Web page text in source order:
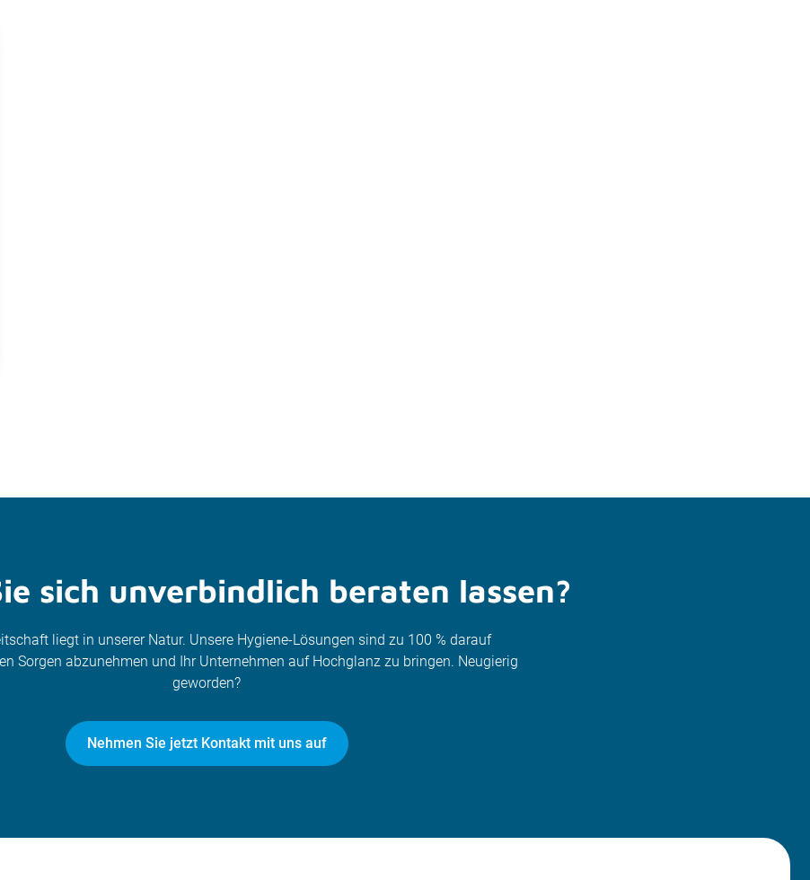
sich unverbindlich beraten lassen?
liegt in unserer Natur. Unsere Hygiene-Lösungen sind zu 100 % darauf
Sorgen abzunehmen und Ihr Unternehmen auf Hochglanz zu bringen. Neugierig
geworden?
Nehmen Sie jetzt Kontakt mit uns auf